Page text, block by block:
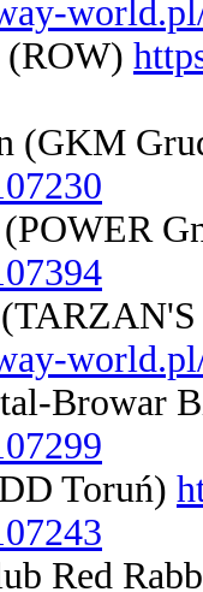
(ROW)
(GKM
Browar
Toruń)
Red